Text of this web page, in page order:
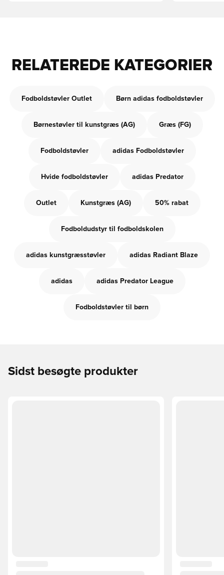
RELATEREDE KATEGORIER
Fodboldstøvler Outlet Børn adidas fodboldstøvler
Børnestøvler til kunstgræs (AG) Græs (FG)
Fodboldstøvler adidas Fodboldstøvler
Hvide fodboldstøvler adidas Predator
Outlet Kunstgræs (AG) 50% rabat
Fodboldudstyr til fodboldskolen
adidas kunstgræsstøvler adidas Radiant Blaze
adidas adidas Predator League
Fodboldstøvler til børn
Sidst besøgte produkter